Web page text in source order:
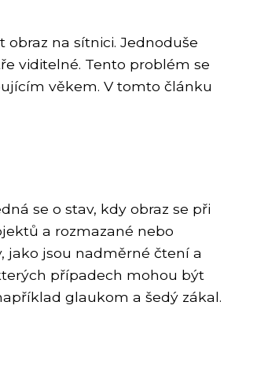
na sítnici. Jednoduše
viditelné. Tento problém se
věkem. V tomto článku
se o stav, kdy obraz se při
a rozmazané nebo
jako jsou nadměrné čtení a
případech mohou být
glaukom a šedý zákal.